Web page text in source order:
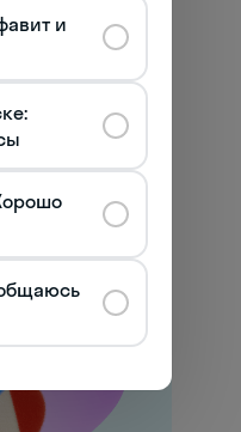
три месяца
и